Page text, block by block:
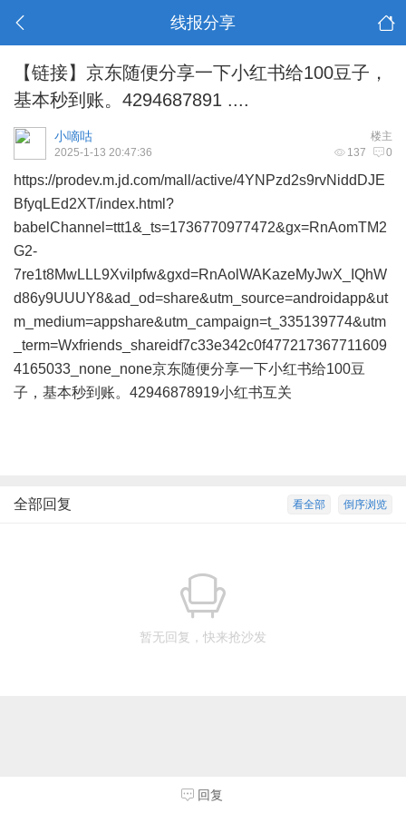
线报分享
【链接】京东随便分享一下小红书给100豆子，
基本秒到账。4294687891 ....
楼主
小嘀咕
137 0
2025-1-13 20:47:36
https://prodev.m.jd.com/mall/active/4YNPzd2s9rvNiddDJE
BfyqLEd2XT/index.html?
babelChannel=ttt1&_ts=1736770977472&gx=RnAomTM2
G2-
7re1t8MwLLL9XviIpfw&gxd=RnAolWAKazeMyJwX_IQhW
d86y9UUUY8&ad_od=share&utm_source=androidapp&ut
m_medium=appshare&utm_campaign=t_335139774&utm
_term=Wxfriends_shareidf7c33e342c0f477217367711609
4165033_none_none京东随便分享一下小红书给100豆
子，基本秒到账。42946878919小红书互关
倒序浏览
看全部
全部回复
暂无回复，快来抢沙发
回复